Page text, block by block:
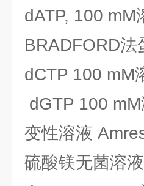
dATP, 100
BRADFORD
dCTP 100 mM
dGTP 100
变性溶液
硫酸镁无菌溶